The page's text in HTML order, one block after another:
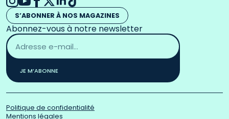
S’ABONNER À NOS MAGAZINES
Abonnez-vous à notre newsletter
Adresse
email
*
JE M’ABONNE
Politique de confidentialité
Mentions légales